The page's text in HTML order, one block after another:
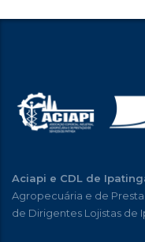
Aciapi e CDL de
Agropecuária e de
de Dirigentes Lojistas de